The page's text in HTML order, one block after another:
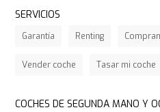
SERVICIOS
Garantía Renting
Vender coche Tasar mi coche
COCHES DE SEGUNDA MANO Y